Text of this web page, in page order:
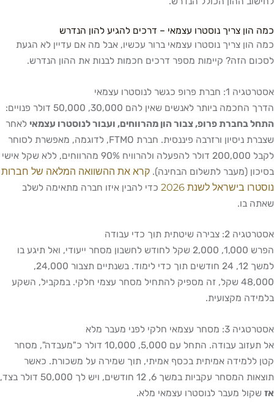
צריך נוסטרו עצמאי – דרכים להגיע להון הנדרש
צריך נוסטרו עצמאי ברור עכשיו, אבל מה אם עדיין לא הגעת
הזה? קיימות מספר דרכים חכמות לבנות את ההון הנדרש.
לנוסטרו עצמאי
ביותר לאנשים שאין להם 30,000, 50,000 דולר פנויים:
פרופ, צבור הון מהרווחים, ועבור לנוסטרו עצמאילאחר
שצברת ניסיון ורזרבה פיננסית. חברת FTMO, לדוגמה, מאפשרת לסוחר
לקבל 200,000 דולר להפעלה ולהרוויח 90% מהרווחים, ללא שקל אישי
(מעבר לתשלום הבחינה).קרא את ההשוואה המלאה של חברות
בישראל לשנת 2026
כדי להבין איזו חברה מתאימה לשלב
תוך כדי עבודה
הפרש 1,000, 2,000 שקל לחודש לחשבון מסחר ייעודי, ואל תיגע בו
למשך 12, 24 חודשים תוך כדי לימוד. בשנתיים תצבור 24,000,
48,000 שקל, זה מספיק להתחיל מסחר עצמי חלקי. במקביל, השקע
מקצועית.
לפני מעבר מלא
אל תעזוב עבודה. התחל עם 5,000, 10,000 דולר כ"מעבדה", מסחר
אמיתית בכסף אמיתי, תוך שמירה על משכורת. כאשר
במשך 6, 12 חודשים, ויש לך 50,000 דולר בצד,
מעבר לנוסטרו עצמאי מלא.